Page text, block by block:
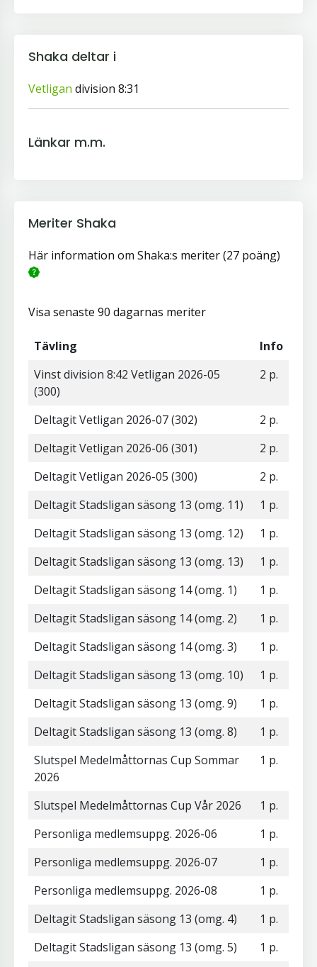
Shaka deltar i
Vetligan division 8:31
Länkar m.m.
Meriter Shaka
Här information om Shaka:s meriter (27 poäng)
Visa senaste 90 dagarnas meriter
Tävling
Info
Vinst division 8:42 Vetligan 2026-05
(300)
2 p.
Deltagit Vetligan 2026-07 (302)
2 p.
Deltagit Vetligan 2026-06 (301)
2 p.
Deltagit Vetligan 2026-05 (300)
2 p.
Deltagit Stadsligan säsong 13 (omg. 11)
1 p.
Deltagit Stadsligan säsong 13 (omg. 12)
1 p.
Deltagit Stadsligan säsong 13 (omg. 13)
1 p.
Deltagit Stadsligan säsong 14 (omg. 1)
1 p.
Deltagit Stadsligan säsong 14 (omg. 2)
1 p.
Deltagit Stadsligan säsong 14 (omg. 3)
1 p.
Deltagit Stadsligan säsong 13 (omg. 10)
1 p.
Deltagit Stadsligan säsong 13 (omg. 9)
1 p.
Deltagit Stadsligan säsong 13 (omg. 8)
1 p.
Slutspel Medelmåttornas Cup Sommar
2026
1 p.
Slutspel Medelmåttornas Cup Vår 2026
1 p.
Personliga medlemsuppg. 2026-06
1 p.
Personliga medlemsuppg. 2026-07
1 p.
Personliga medlemsuppg. 2026-08
1 p.
Deltagit Stadsligan säsong 13 (omg. 4)
1 p.
Deltagit Stadsligan säsong 13 (omg. 5)
1 p.